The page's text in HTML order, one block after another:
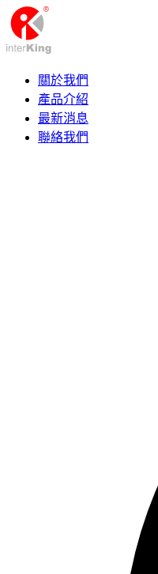
關於我們
產品介紹
最新消息
聯絡我們